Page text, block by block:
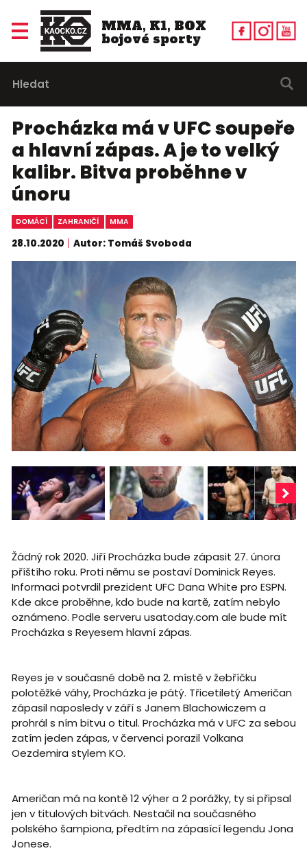
MMA, K1, BOX
bojové sporty
Procházka má v UFC soupeře
a hlavní zápas. A je to velký
kalibr. Bitva proběhne v
únoru
DOMÁCÍ ZAHRANIČÍ MMA
28.10.2020 Autor: Tomáš Svoboda
Žádný rok 2020. Jiří Procházka bude zápasit 27. února
příštího roku. Proti němu se postaví Dominick Reyes.
Informaci potvrdil prezident UFC Dana White pro ESPN.
Kde akce proběhne, kdo bude na kartě, zatím nebylo
oznámeno. Podle serveru usatoday.com ale bude mít
Procházka s Reyesem hlavní zápas.
Reyes je v současné době na 2. místě v žebříčku
polotěžké váhy, Procházka je pátý. Třicetiletý Američan
zápasil naposledy v září s Janem Blachowiczem a
prohrál s ním bitvu o titul. Procházka má v UFC za sebou
zatím jeden zápas, v červenci porazil Volkana
Oezdemira stylem KO.
Američan má na kontě 12 výher a 2 porážky, ty si připsal
jen v titulových bitvách. Nestačil na současného
polského šampiona, předtím na zápasící legendu Jona
Jonese.